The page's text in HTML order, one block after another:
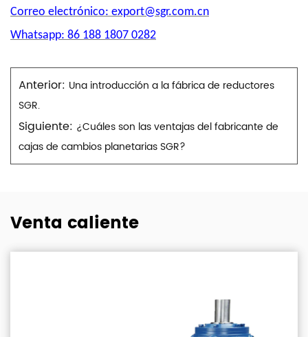
Correo electrónico: export@sgr.com.cn
Whatsapp: 86 188 1807 0282
Anterior: Una introducción a la fábrica de reductores
SGR.
Siguiente: ¿Cuáles son las ventajas del fabricante de
cajas de cambios planetarias SGR?
Venta caliente